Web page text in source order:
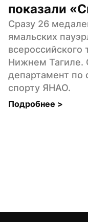
показали
Сразу 26
ямальских
всероссийского
Нижнем Тагиле.
департамент по
спорту ЯНАО.
Подробнее >